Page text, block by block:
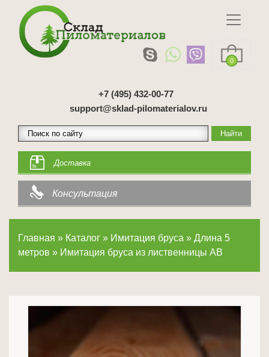
0
+7 (495) 432-00-77
support@sklad-pilomaterialov.ru
Доставка
Консультация
Главная » Каталог » Имитация бруса » Длина 5
метров » Имитация бруса из лиственницы AB